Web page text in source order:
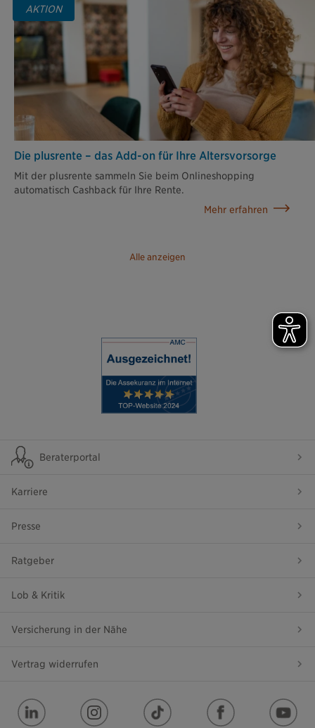
Alle anzeigen
AKTION
Die plusrente – das Add-on für Ihre Altersvorsorge
Mit der plusrente sammeln Sie beim Onlineshopping
automatisch Cashback für Ihre Rente.
Mehr erfahren
Beraterportal
Karriere
Presse
Ratgeber
Lob & Kritik
Versicherung in der Nähe
Vertrag widerrufen